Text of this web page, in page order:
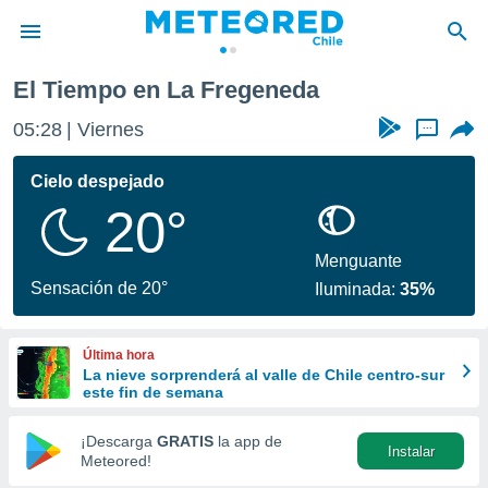
de
por
se
calidad.
a este
las
y
forma
digital
basada
El Tiempo en La Fregeneda
05:29 Viernes ...
Cielo despejado
20°
Sensación de 20°
Menguante
Iluminada:35%
Última hora
La nieve sorprenderá al valle de Chile centro-sur
este fin de semana
¡Descarga GRATIS la app de
Meteored!
Instalar